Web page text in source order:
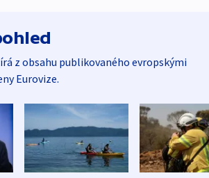
z obsahu publikovaného evropskými
Eurovize.